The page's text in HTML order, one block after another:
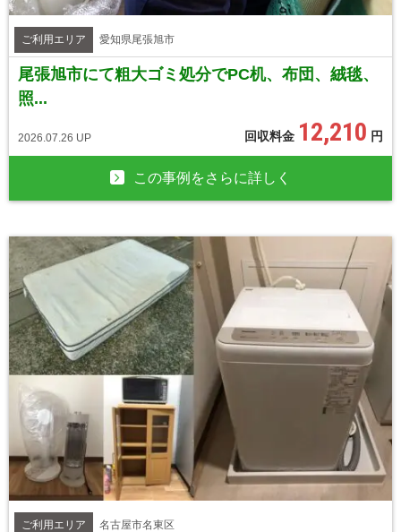
ご利用エリア 愛知県尾張旭市
尾張旭市にて粗大ゴミ処分でPC机、布団、絨毯、
照...
2026.07.26 UP 回収料金 12,210 円
この事例をさらに詳しく
ご利用エリア 名古屋市名東区